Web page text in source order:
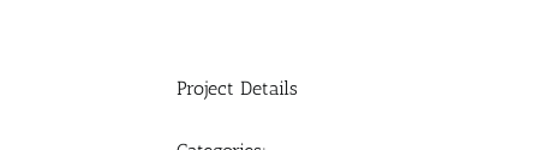
Project Details